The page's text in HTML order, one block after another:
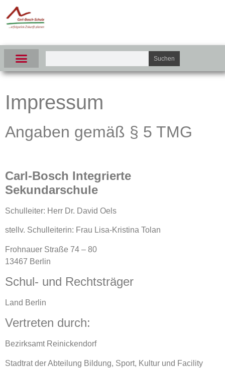
Suchen
Impressum
Angaben gemäß § 5 TMG
Carl-Bosch Integrierte
Sekundarschule
Schulleiter: Herr Dr. David Oels
stellv. Schulleiterin: Frau Lisa-Kristina Tolan
Frohnauer Straße 74 – 80
13467 Berlin
Schul- und Rechtsträger
Land Berlin
Vertreten durch:
Bezirksamt Reinickendorf
Stadtrat der Abteilung Bildung, Sport, Kultur und Facility